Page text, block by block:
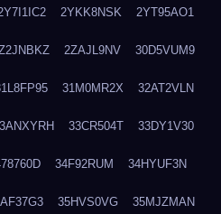
2YKK8NSK 2YT95AO1
2ZAJL9NV 30D5VUM9
31M0MR2X 32AT2VLN
33CR504T 33DY1V30
34F92RUM 34HYUF3N
35HVS0VG 35MJZMAN